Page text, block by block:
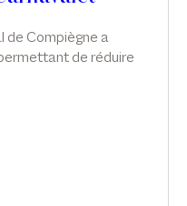
de Compiègne a
de réduire